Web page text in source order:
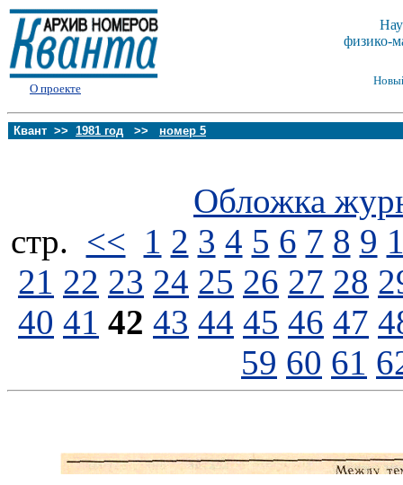
О проекте
физико-
Квант >> 1981 год >> номер 5
Обложка
стp. << 1 2 3 4 5 6 7 8 9
21 22 23 24 25 26 27 28
40 41 42 43 44 45 46 47
59 60 61